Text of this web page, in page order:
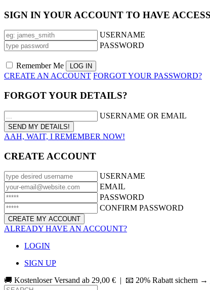
SIGN IN YOUR ACCOUNT TO HAVE
USERNAME
PASSWORD
Remember Me
CREATE AN ACCOUNT FORGOT YOUR PASSWORD?
FORGOT YOUR DETAILS?
USERNAME OR EMAIL
AAH, WAIT, I REMEMBER NOW!
CREATE ACCOUNT
USERNAME
EMAIL
PASSWORD
CONFIRM PASSWORD
ALREADY HAVE AN ACCOUNT?
LOGIN
SIGN UP
🚚 Kostenloser Versand ab 29,00 € | 📧 20% Rabatt sichern →